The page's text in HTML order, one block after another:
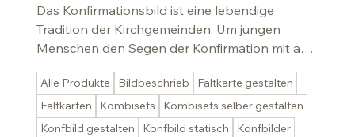
Das Konfirmationsbild ist eine lebendige
Tradition der Kirchgemeinden. Um jungen
Menschen den Segen der Konfirmation mit auf
Bildwelt mit echter Aussagekraft helfen.
Alle Produkte Bildbeschrieb
Faltkarte gestalten
Faltkarten
Kombisets
Kombisets selber gestalten
Konfbild gestalten
Konfbild statisch
Konfbilder